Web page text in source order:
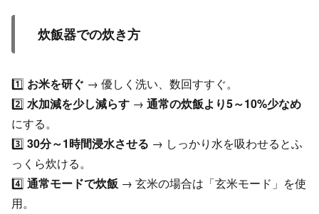
炊飯器での炊き方
1️⃣ お米を研ぐ → 優しく洗い、数回すすぐ。
2️⃣ 水加減を少し減らす → 通常の炊飯より5～10%少なめ
にする。
3️⃣ 30分～1時間浸水させる → しっかり水を吸わせるとふ
っくら炊ける。
4️⃣ 通常モードで炊飯 → 玄米の場合は「玄米モード」を使
用。